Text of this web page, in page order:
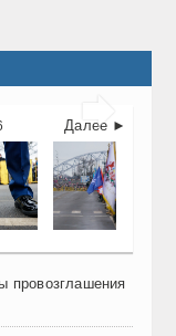

Далее ►
провозглашения